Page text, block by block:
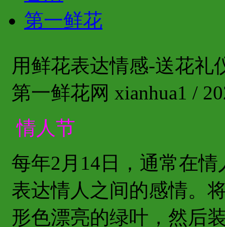
第一鲜花
用鲜花表达情感-送花礼
第一鲜花网 xianhua1 /
情人节
每年2月14日，通常在
表达情人之间的感情。
形色漂亮的绿叶，然后